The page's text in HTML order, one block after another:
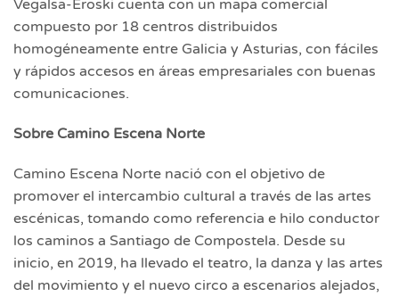
Vegalsa-Eroski cuenta con un mapa comercial
compuesto por 18 centros distribuidos
homogéneamente entre Galicia y Asturias, con fáciles
y rápidos accesos en áreas empresariales con buenas
comunicaciones.
Sobre Camino Escena Norte
Camino Escena Norte nació con el objetivo de
promover el intercambio cultural a través de las artes
escénicas, tomando como referencia e hilo conductor
los caminos a Santiago de Compostela. Desde su
inicio, en 2019, ha llevado el teatro, la danza y las artes
del movimiento y el nuevo circo a escenarios alejados,